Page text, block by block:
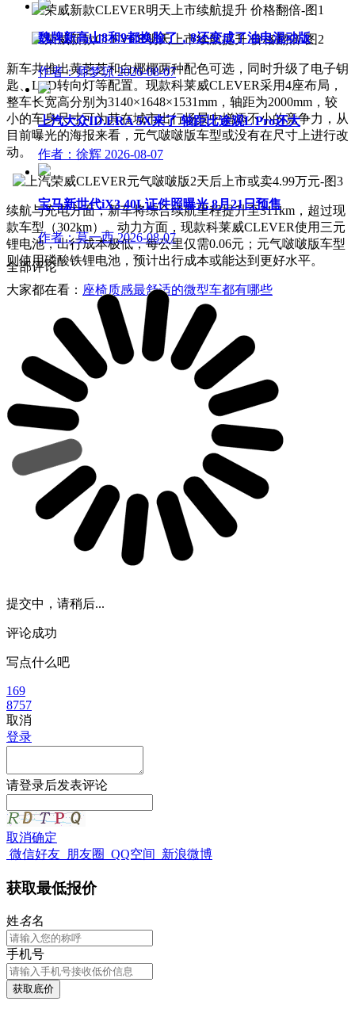
新车共推出黄芝芝和白椰椰两种配色可选，同时升级了电子钥
匙、LED转向灯等配置。现款科莱威CLEVER采用4座布局，
整车长宽高分别为3140×1648×1531mm，轴距为2000mm，较
小的车身尺寸可为其在城市出行场景中增添不小的竞争力，从
目前曝光的海报来看，元气啵啵版车型或没有在尺寸上进行改
动。
续航与充电方面，新车将综合续航里程提升至311km，超过现
款车型（302km）。动力方面，现款科莱威CLEVER使用三元
锂电池，出行成本极低，每公里仅需0.06元；元气啵啵版车型
则使用磷酸铁锂电池，预计出行成本或能达到更好水平。
大家都在看： 座椅质感最舒适的微型车都有哪些
魏牌新高山8和9都换脸了，8还变成了油电混动版
作者：师梦琼 2026-08-07
上汽大众ID.ERA 5X来了 轴距比途观L Pro还大
作者：徐辉 2026-08-07
宝马新世代iX3 40L证件照曝光 8月21日预售
作者：莫一西 2026-08-07
全部评论
提交中，请稍后...
评论成功
写点什么吧
169
8757
取消
登录
请登录后发表评论
取消确定
微信好友 朋友圈 QQ空间 新浪微博
获取最低报价
姓名名
手机号
获取底价